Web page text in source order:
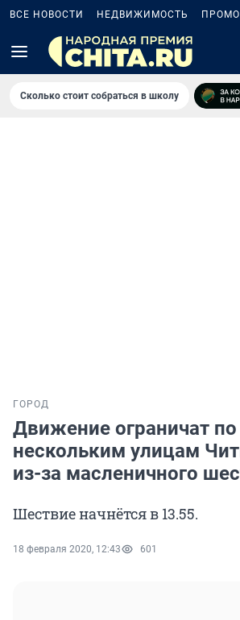
ВСЕ НОВОСТИ НЕДВИЖИМОСТЬ
Сколько стоит собраться в школу
ГОРОД
Движение ограничат по
нескольким улицам
из-за масленичного
Шествие начнётся в 13.55.
18 февраля 2020, 12:43 601